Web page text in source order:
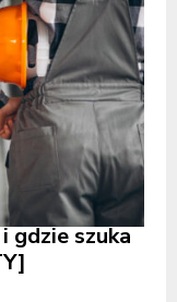
gdzie szuka